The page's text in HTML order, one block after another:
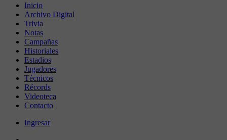
Inicio
Archivo Digital
Trivia
Notas
Campañas
Historiales
Estadios
Jugadores
Técnicos
Récords
Videoteca
Contacto
Ingresar